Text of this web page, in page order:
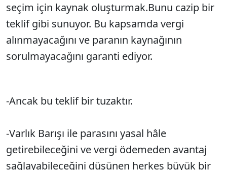
seçim için kaynak oluşturmak.Bunu cazip bir
teklif gibi sunuyor. Bu kapsamda vergi
alınmayacağını ve paranın kaynağının
sorulmayacağını garanti ediyor.
-Ancak bu teklif bir tuzaktır.
-Varlık Barışı ile parasını yasal hâle
getirebileceğini ve vergi ödemeden avantaj
sağlayabileceğini düşünen herkes büyük bir